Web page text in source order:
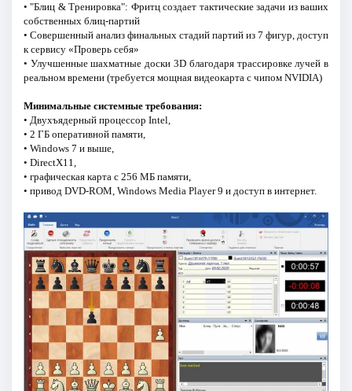
• "Блиц & Тренировка": Фритц создает тактические задачи из ваших
собственных блиц-партий
• Совершенный анализ финальных стадий партий из 7 фигур, доступ
к сервису «Проверь себя»
• Улучшенные шахматные доски 3D благодаря трассировке лучей в
реальном времени (требуется мощная видеокарта с чипом NVIDIA)
Минимальные системные требования:
• Двухъядерный процессор Intel,
• 2 ГБ оперативной памяти,
• Windows 7 и выше,
• DirectX11,
• графическая карта с 256 МБ памяти,
• привод DVD-ROM, Windows Media Player 9 и доступ в интернет.